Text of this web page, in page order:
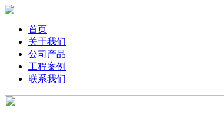
首页
关于我们
公司产品
工程案例
联系我们